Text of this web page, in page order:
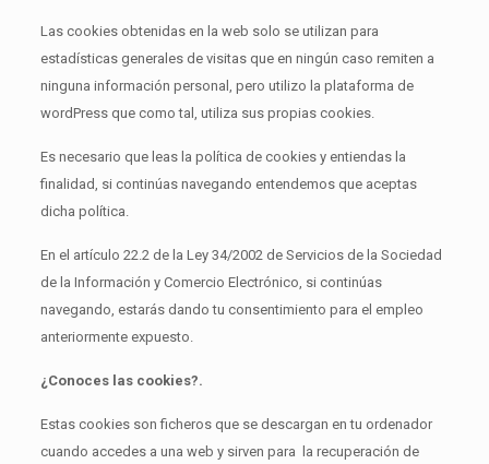
Las cookies obtenidas en la web solo se utilizan para
estadísticas generales de visitas que en ningún caso remiten a
ninguna información personal, pero utilizo la plataforma de
wordPress que como tal, utiliza sus propias cookies.
Es necesario que leas la política de cookies y entiendas la
finalidad, si continúas navegando entendemos que aceptas
dicha política.
En el artículo 22.2 de la Ley 34/2002 de Servicios de la Sociedad
de la Información y Comercio Electrónico, si continúas
navegando, estarás dando tu consentimiento para el empleo
anteriormente expuesto.
¿Conoces las cookies?.
Estas cookies son ficheros que se descargan en tu ordenador
cuando accedes a una web y sirven para la recuperación de